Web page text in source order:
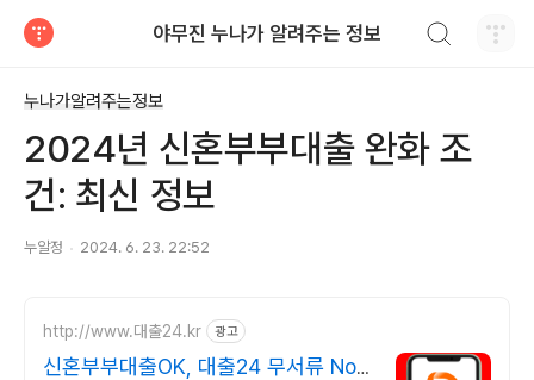
야무진 누나가 알려주는 정보
누나가알려주는정보
2024년 신혼부부대출 완화 조
건: 최신 정보
누알정 2024. 6. 23. 22:52
http://www.대출24.kr 광고
신혼부부대출OK, 대출24 무서류 No